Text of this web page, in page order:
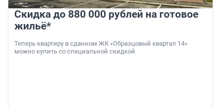
Скидка до 880 000 рублей на готовое
жильё*
Теперь квартиру в сданном ЖК «Образцовый квартал 14»
можно купить со специальной скидкой.